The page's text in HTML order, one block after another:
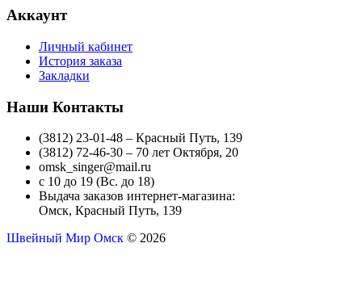
Аккаунт
Личный кабинет
История заказа
Закладки
Наши Контакты
(3812) 23-01-48 – Красный Путь, 139
(3812) 72-46-30 – 70 лет Октября, 20
omsk_singer@mail.ru
с 10 до 19 (Вс. до 18)
Выдача заказов интернет-магазина:
Омск, Красный Путь, 139
Швейный Мир Омск © 2026